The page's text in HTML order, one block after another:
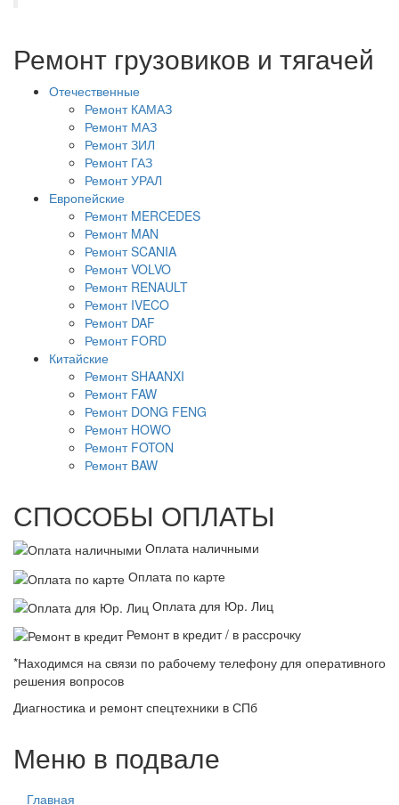
Ремонт грузовиков и тягачей
Отечественные
Ремонт КАМАЗ
Ремонт МАЗ
Ремонт ЗИЛ
Ремонт ГАЗ
Ремонт УРАЛ
Европейские
Ремонт MERCEDES
Ремонт MAN
Ремонт SCANIA
Ремонт VOLVO
Ремонт RENAULT
Ремонт IVECO
Ремонт DAF
Ремонт FORD
Китайские
Ремонт SHAANXI
Ремонт FAW
Ремонт DONG FENG
Ремонт HOWO
Ремонт FOTON
Ремонт BAW
СПОСОБЫ ОПЛАТЫ
Оплата наличными
Оплата по карте
Оплата для Юр. Лиц
Ремонт в кредит / в рассрочку
*Находимся на связи по рабочему телефону для оперативного
решения вопросов
Диагностика и ремонт спецтехники в СПб
Меню в подвале
Главная